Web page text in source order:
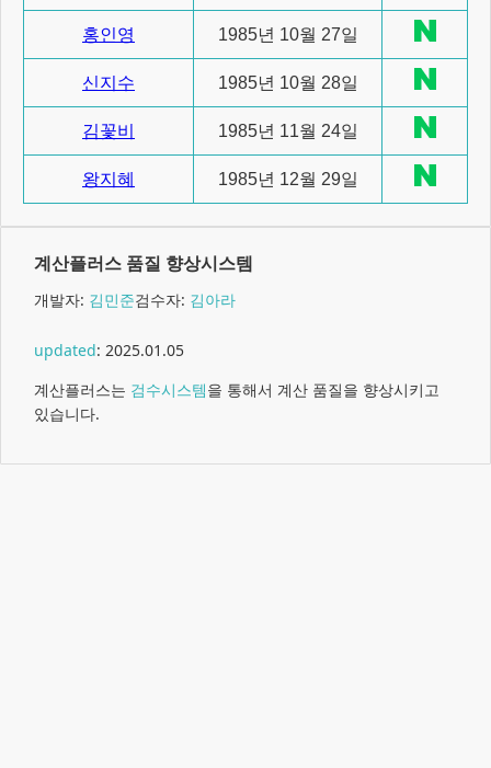
홍인영 1985년 10월 27일
신지수 1985년 10월 28일
김꽃비 1985년 11월 24일
왕지혜 1985년 12월 29일
계산플러스 품질 향상시스템
개발자: 김민준검수자: 김아라
updated: 2025.01.05
계산플러스는 검수시스템을 통해서 계산 품질을 향상시키고
있습니다.